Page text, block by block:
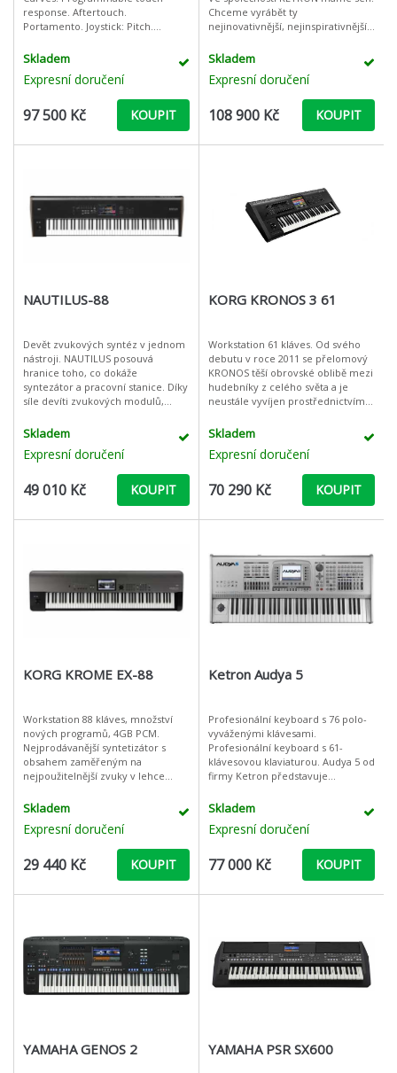
response. Aftertouch.
Portamento. Joystick: Pitch.
Octave: +/- 2. POLYPHONY 128
Skladem
Expresní doručení
97 500 Kč KOUPIT
Chceme vyrábět ty
nejinovativnější, nejinspirativnější a
jaké kdy mohly být vyrobeny dnes
Skladem
Expresní doručení
108 900 Kč KOUPIT
NAUTILUS-88
Devět zvukových syntéz v jednom
nástroji. NAUTILUS posouvá
hranice toho, co dokáže
syntezátor a pracovní stanice. Díky
síle devíti zvukových modulů,
bohatému samplingu, audio
Skladem
Expresní doručení
49 010 Kč KOUPIT
KORG KRONOS 3 61
Workstation 61 kláves. Od svého
debutu v roce 2011 se přelomový
KRONOS těší obrovské oblibě mezi
hudebníky z celého světa a je
neustále vyvíjen prostřednictvím
inovací, především díky zpět
Skladem
Expresní doručení
70 290 Kč KOUPIT
KORG KROME EX-88
Workstation 88 kláves, množství
nových programů, 4GB PCM.
Nejprodávanější syntetizátor s
obsahem zaměřeným na
nejpoužitelnější zvuky v lehce
významného oživení. Inovovaný
Skladem
Expresní doručení
29 440 Kč KOUPIT
Ketron Audya 5
Profesionální keyboard s 76 polo-
vyváženými klávesami.
Profesionální keyboard s 61-
klávesovou klaviaturou. Audya 5 od
firmy Ketron představuje
keyboardu s těmi nejlepšími
Skladem
Expresní doručení
77 000 Kč KOUPIT
YAMAHA GENOS 2 YAMAHA PSR SX600